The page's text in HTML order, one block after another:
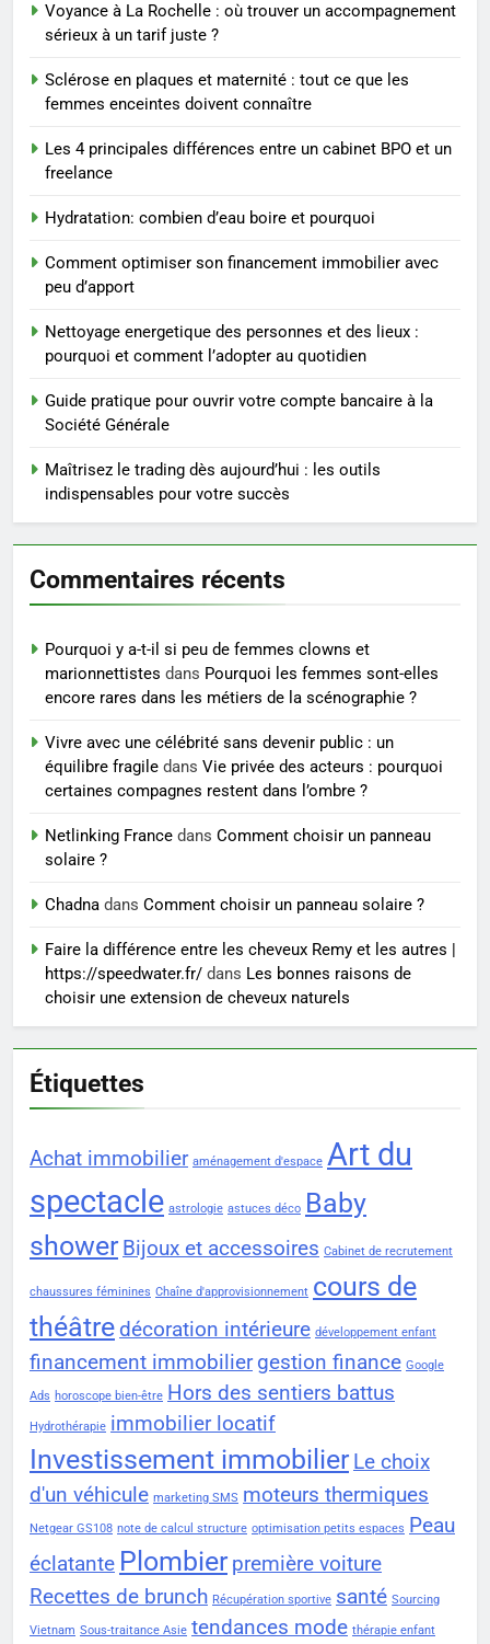
2
entreprise solide
ENTREPRISE
3
substituts de repas : guide et
conseils pratiques
BIEN ÊTRE
Postures de yoga essentielles
rapidement et durable
BIEN ÊTRE
5
Infection chronique de l’oreille :
tout ce qu’il faut savoir sur les
saignements
SANTÉ
6
peau éclatante grâce à The
Ordinary
SANTÉ
7
Prévenir les chutes chez les
exercices
BIEN ÊTRE
8
trouver un accompagnement
sérieux à un tarif juste ?
BIEN ÊTRE
Voyance à La Rochelle : où trouver un accompagnement
sérieux à un tarif juste ?
Sclérose en plaques et maternité : tout ce que les
femmes enceintes doivent connaître
Les 4 principales différences entre un cabinet BPO et un
freelance
Hydratation: combien d’eau boire et pourquoi
Comment optimiser son financement immobilier avec
peu d’apport
Nettoyage energetique des personnes et des lieux :
pourquoi et comment l’adopter au quotidien
Guide pratique pour ouvrir votre compte bancaire à la
Société Générale
Maîtrisez le trading dès aujourd’hui : les outils
indispensables pour votre succès
Commentaires récents
Pourquoi y a-t-il si peu de femmes clowns et
marionnettistes dans Pourquoi les femmes sont-elles
encore rares dans les métiers de la scénographie ?
Vivre avec une célébrité sans devenir public : un
équilibre fragile dans Vie privée des acteurs : pourquoi
certaines compagnes restent dans l’ombre ?
Netlinking France dans Comment choisir un panneau
solaire ?
Chadna dans Comment choisir un panneau solaire ?
Faire la différence entre les cheveux Remy et les autres |
https://speedwater.fr/ dans Les bonnes raisons de
choisir une extension de cheveux naturels
Étiquettes
Achat immobilier aménagement d'espace Art du
spectacle astrologie astuces déco Baby
shower Bijoux et accessoires Cabinet de recrutement
chaussures féminines Chaîne d'approvisionnement cours de
théâtre décoration intérieure développement enfant
financement immobilier gestion finance Google
Ads horoscope bien-être Hors des sentiers battus
Hydrothérapie immobilier locatif
Investissement immobilier Le choix
d'un véhicule marketing SMS moteurs thermiques
Netgear GS108 note de calcul structure optimisation petits espaces Peau
éclatante Plombier première voiture
Recettes de brunch Récupération sportive santé Sourcing
Vietnam Sous-traitance Asie tendances mode thérapie enfant